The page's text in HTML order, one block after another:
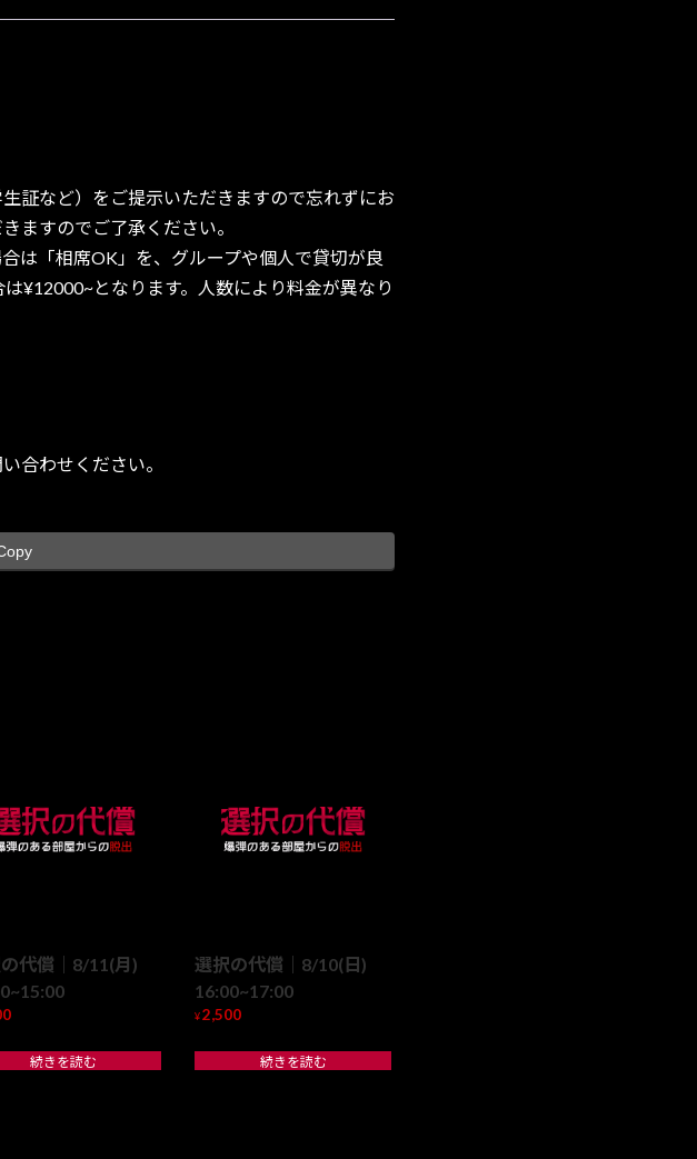
証など）をご提示いただきますので忘れずにお
ますのでご了承ください。
は「相席OK」を、グループや個人で貸切が良
¥12000~となります。人数により料金が異なり
合わせください。
代償｜8/11(月)
続きを読む
選択の代償｜8/10(日)
16:00~17:00
¥ 2,500
続きを読む